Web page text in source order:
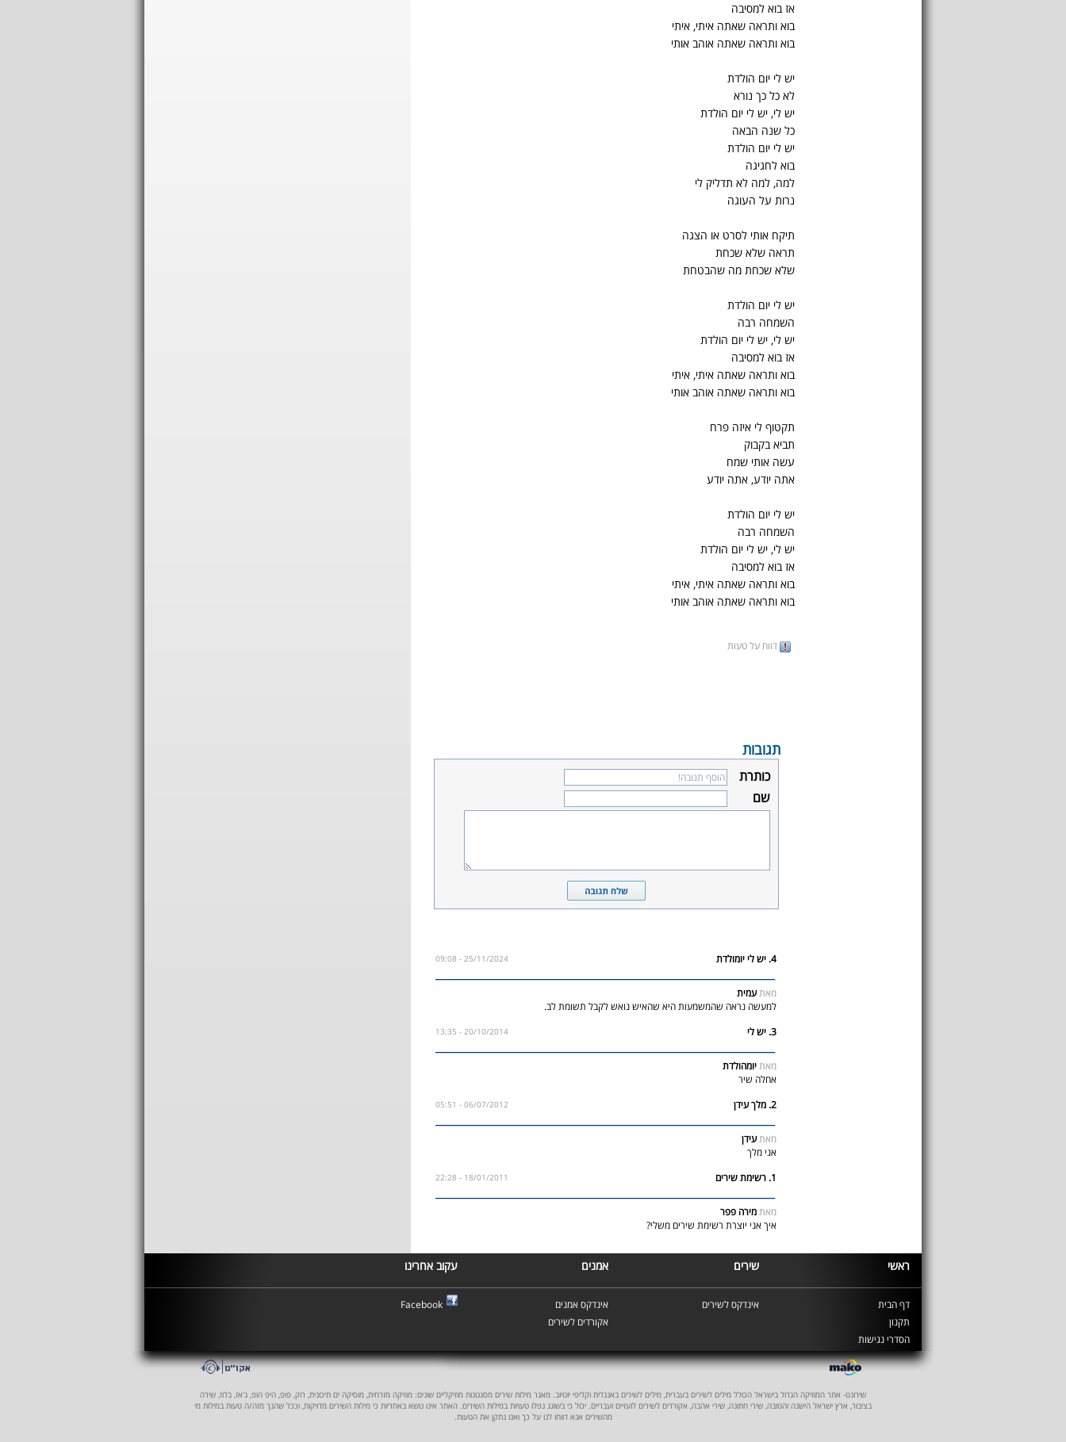
אז בוא למסיבה
בוא ותראה שאתה איתי, איתי
בוא ותראה שאתה אוהב אותי
יש לי יום הולדת
לא כל כך נורא
יש לי, יש לי יום הולדת
כל שנה הבאה
יש לי יום הולדת
בוא לחגיגה
למה, למה לא תדליק לי
נרות על העוגה
תיקח אותי לסרט או הצגה
תראה שלא שכחת
שלא שכחת מה שהבטחת
יש לי יום הולדת
השמחה רבה
יש לי, יש לי יום הולדת
אז בוא למסיבה
בוא ותראה שאתה איתי, איתי
בוא ותראה שאתה אוהב אותי
תקטוף לי איזה פרח
תביא בקבוק
עשה אותי שמח
אתה יודע, אתה יודע
יש לי יום הולדת
השמחה רבה
יש לי, יש לי יום הולדת
אז בוא למסיבה
בוא ותראה שאתה איתי, איתי
בוא ותראה שאתה אוהב אותי
דווח על טעות
תגובות
כותרת
שם
4. יש לי יומולדת 25/11/2024 - 09:08
מאתעמית
למעשה נראה שהמשמעות היא שהאיש נואש לקבל תשומת לב.
3. יש לי
20/10/2014 - 13:35
מאתיומהולדת
אחלה שיר
2. מלך עידן
06/07/2012 - 05:51
מאתעידן
אני מלך
1. רשימת שירים
18/01/2011 - 22:28
מאתמירה פפר
איך אני יוצרת רשימת שירים משלי?
ראשי שירים אמנים עקוב אחרינו
דף הבית
תקנון
הסדרי נגישות
אינדקס לשירים
אינדקס אמנים
אקורדים לשירים
Facebook
שירונט- אתר המוזיקה הגדול בישראל הכולל מילים לשירים בעברית, מילים לשירים באנגלית וקליפי יוטיוב. מאגר מילות שירים מסגנונות מוזיקליים שונים: מוזיקה מזרחית, מוסיקה ים תיכונית, רוק, פופ, היפ הופ, ג'אז, בלוז, שירה
בציבור, ארץ ישראל הישנה והטובה, שירי חתונה, שירי אהבה, אקורדים לשירים לועזיים ועבריים. יכול כי בשוגג נפלו טעויות במילות השירים. האתר אינו נושא באחריות כי מילות השירים מדויקות, וככל שהנך מזה/ה טעות במילות מי
מהשירים אנא דווחו לנו על כך ואנו נתקן את הטעות.